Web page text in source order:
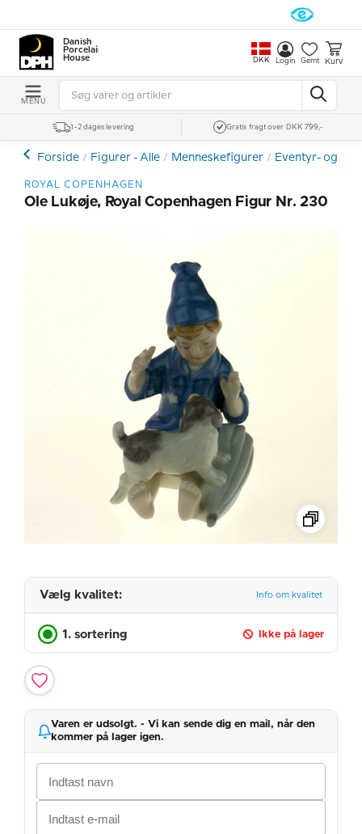
Danish
Porcelain
House
DKK Login Gemt Kurv
MENU
1-2 dages levering Gratis fragt over DKK 799,-
Forside Figurer - Alle Menneskefigurer Eventyr- og
ROYAL COPENHAGEN
Ole Lukøje, Royal Copenhagen Figur Nr. 230
Vælg kvalitet: Info om kvalitet
1. sortering Ikke på lager
Varen er udsolgt. - Vi kan sende dig en mail, når den
kommer på lager igen.